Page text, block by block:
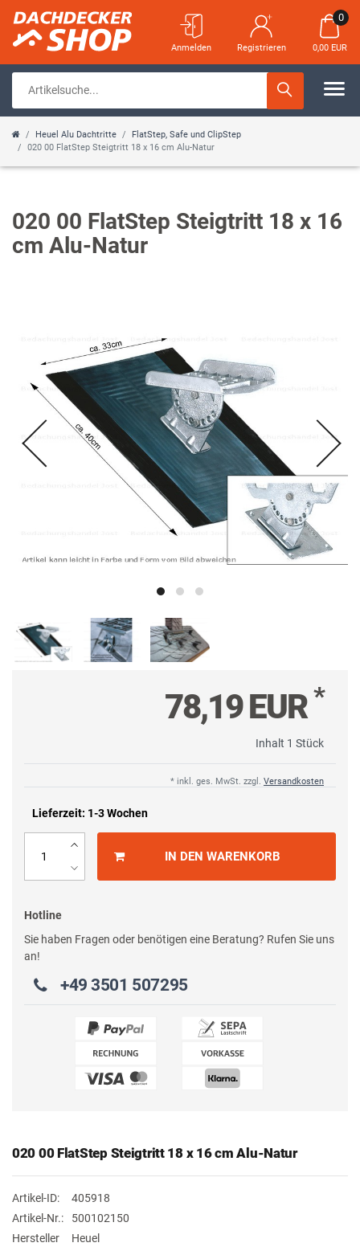
Anmelden Registrieren
0
0,00 EUR
Heuel Alu Dachtritte
FlatStep, Safe und ClipStep
020 00 FlatStep Steigtritt 18 x 16 cm Alu-Natur
020 00 FlatStep Steigtritt 18 x 16
cm Alu-Natur
78,19 EUR*
Inhalt 1 Stück
* inkl. ges. MwSt. zzgl. Versandkosten
Lieferzeit: 1-3 Wochen
IN DEN WARENKORB
Hotline
Sie haben Fragen oder benötigen eine Beratung? Rufen Sie uns
an!
+49 3501 507295
020 00 FlatStep Steigtritt 18 x 16 cm Alu-Natur
Artikel-ID:
405918
Artikel-Nr.:
500102150
Hersteller
Heuel